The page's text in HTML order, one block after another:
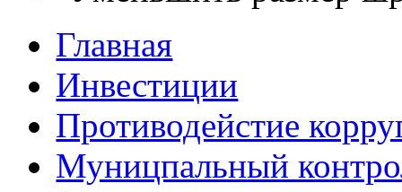
Главная
Инвестиции
Противодейстие
Муницпальный